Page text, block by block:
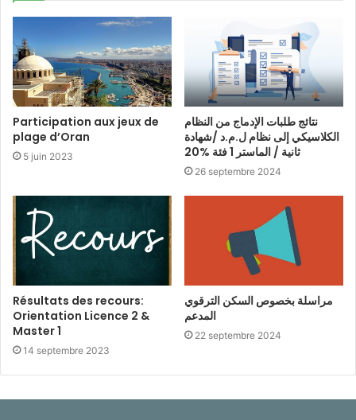
Participation aux jeux de
plage d’Oran
5 juin 2023
نتائج طلبات الإدماج من النظام
الكلاسيكي إلى نظام ل.م.د /شهادة
ثانية / الماستر 1 فئة %20
26 septembre 2024
Résultats des recours:
Orientation Licence 2 &
Master 1
14 septembre 2023
مراسلة بخصوص السكن الترقوي
المدعم
22 septembre 2024